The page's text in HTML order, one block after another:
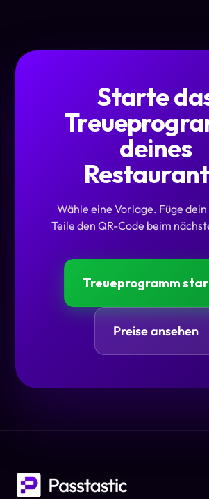
Starte
deines
Wähle eine Vorlage. Füge
Teile den QR-Code beim
Treueprogramm
Preise ansehen